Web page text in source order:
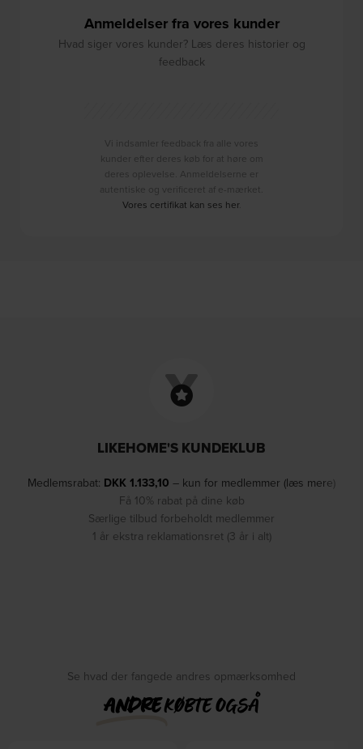
Anmeldelser fra vores kunder
Hvad siger vores kunder? Læs deres historier og
feedback
Vi indsamler feedback fra alle vores
kunder efter deres køb for at høre om
deres oplevelse. Anmeldelserne er
autentiske og verificeret af e-mærket.
Vores certifikat kan ses her.
LIKEHOME'S KUNDEKLUB
Medlemsrabat: DKK 1.133,10 – kun for medlemmer (læs mere)
Få 10% rabat på dine køb
Særlige tilbud forbeholdt medlemmer
1 år ekstra reklamationsret (3 år i alt)
Se hvad der fangede andres opmærksomhed
ANDREKØBTE OGSÅ